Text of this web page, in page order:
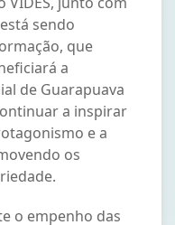
sendo
que
a
de Guarapuava
a inspirar
e a
os
o empenho das